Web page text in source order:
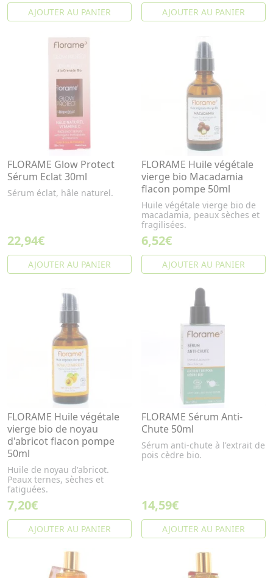
AJOUTER AU PANIER AJOUTER AU PANIER
FLORAME Glow Protect
Sérum Eclat 30ml
Sérum éclat, hâle naturel.
22,94€
AJOUTER AU PANIER
FLORAME Huile végétale
vierge bio Macadamia
flacon pompe 50ml
Huile végétale vierge bio de
macadamia, peaux sèches et
fragilisées.
6,52€
AJOUTER AU PANIER
FLORAME Huile végétale
vierge bio de noyau
d'abricot flacon pompe
50ml
Huile de noyau d'abricot.
Peaux ternes, sèches et
fatiguées.
7,20€
AJOUTER AU PANIER
FLORAME Sérum Anti-
Chute 50ml
Sérum anti-chute à l'extrait de
pois cèdre bio.
14,59€
AJOUTER AU PANIER